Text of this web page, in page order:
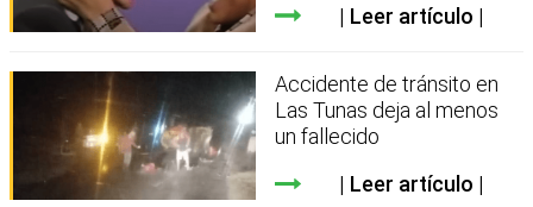
Leer artículo
Accidente de tránsito en
Las Tunas deja al menos
un fallecido
Leer artículo